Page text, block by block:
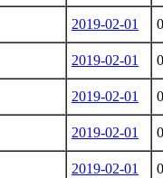
2019-02-01
2019-02-01
2019-02-01
2019-02-01
2019-02-01